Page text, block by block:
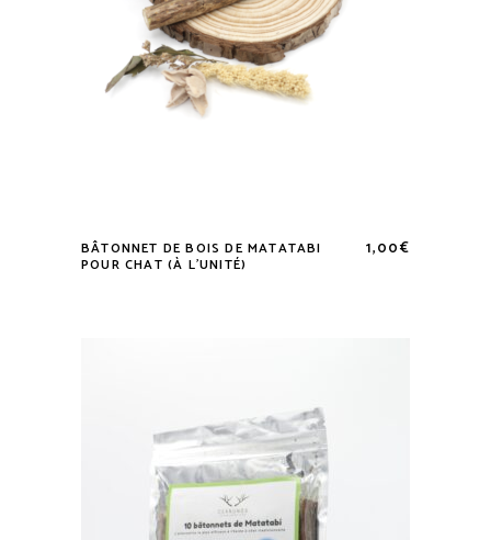
BÂTONNET DE BOIS DE MATATABI
POUR CHAT (À L’UNITÉ)
1,00€